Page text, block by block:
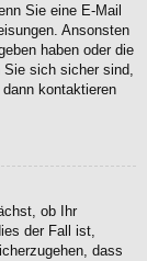
Sie eine E-Mail
Ansonsten
haben oder die
sich sicher sind,
kontaktieren
ob Ihr
der Fall ist,
dass